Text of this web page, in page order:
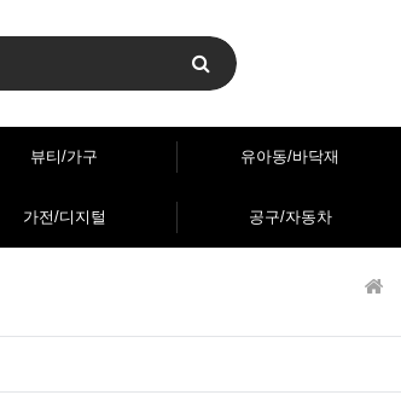
뷰티/가구 유아동/바닥재
가전/디지털 공구/자동차